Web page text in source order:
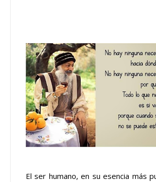
El ser humano, en su esencia más